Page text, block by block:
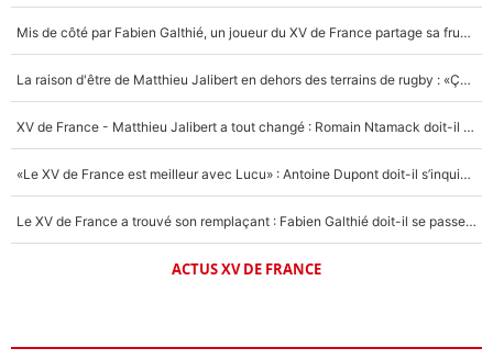
Mis de côté par Fabien Galthié, un joueur du XV de France partage sa frustration : «ils ne me l’ont pas dit tout de suite»
La raison d'être de Matthieu Jalibert en dehors des terrains de rugby : «Ça m'atteint autant que si tu touches à un membre de ma famille»
XV de France - Matthieu Jalibert a tout changé : Romain Ntamack doit-il s’inquiéter pour sa place à un an de la Coupe du monde ?
«Le XV de France est meilleur avec Lucu» : Antoine Dupont doit-il s’inquiéter pour sa place ?
Le XV de France a trouvé son remplaçant : Fabien Galthié doit-il se passer d'Antoine Dupont ?
ACTUS XV DE FRANCE